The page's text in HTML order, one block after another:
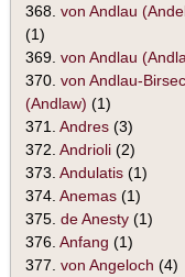
368. von Andlau
(1)
369. von Andlau
370. von Andlau-
(Andlaw) (1)
371. Andres (3)
372. Andrioli (2)
373. Andulatis (1)
374. Anemas (1)
375. de Anesty (1)
376. Anfang (1)
377. von Angeloch (4)